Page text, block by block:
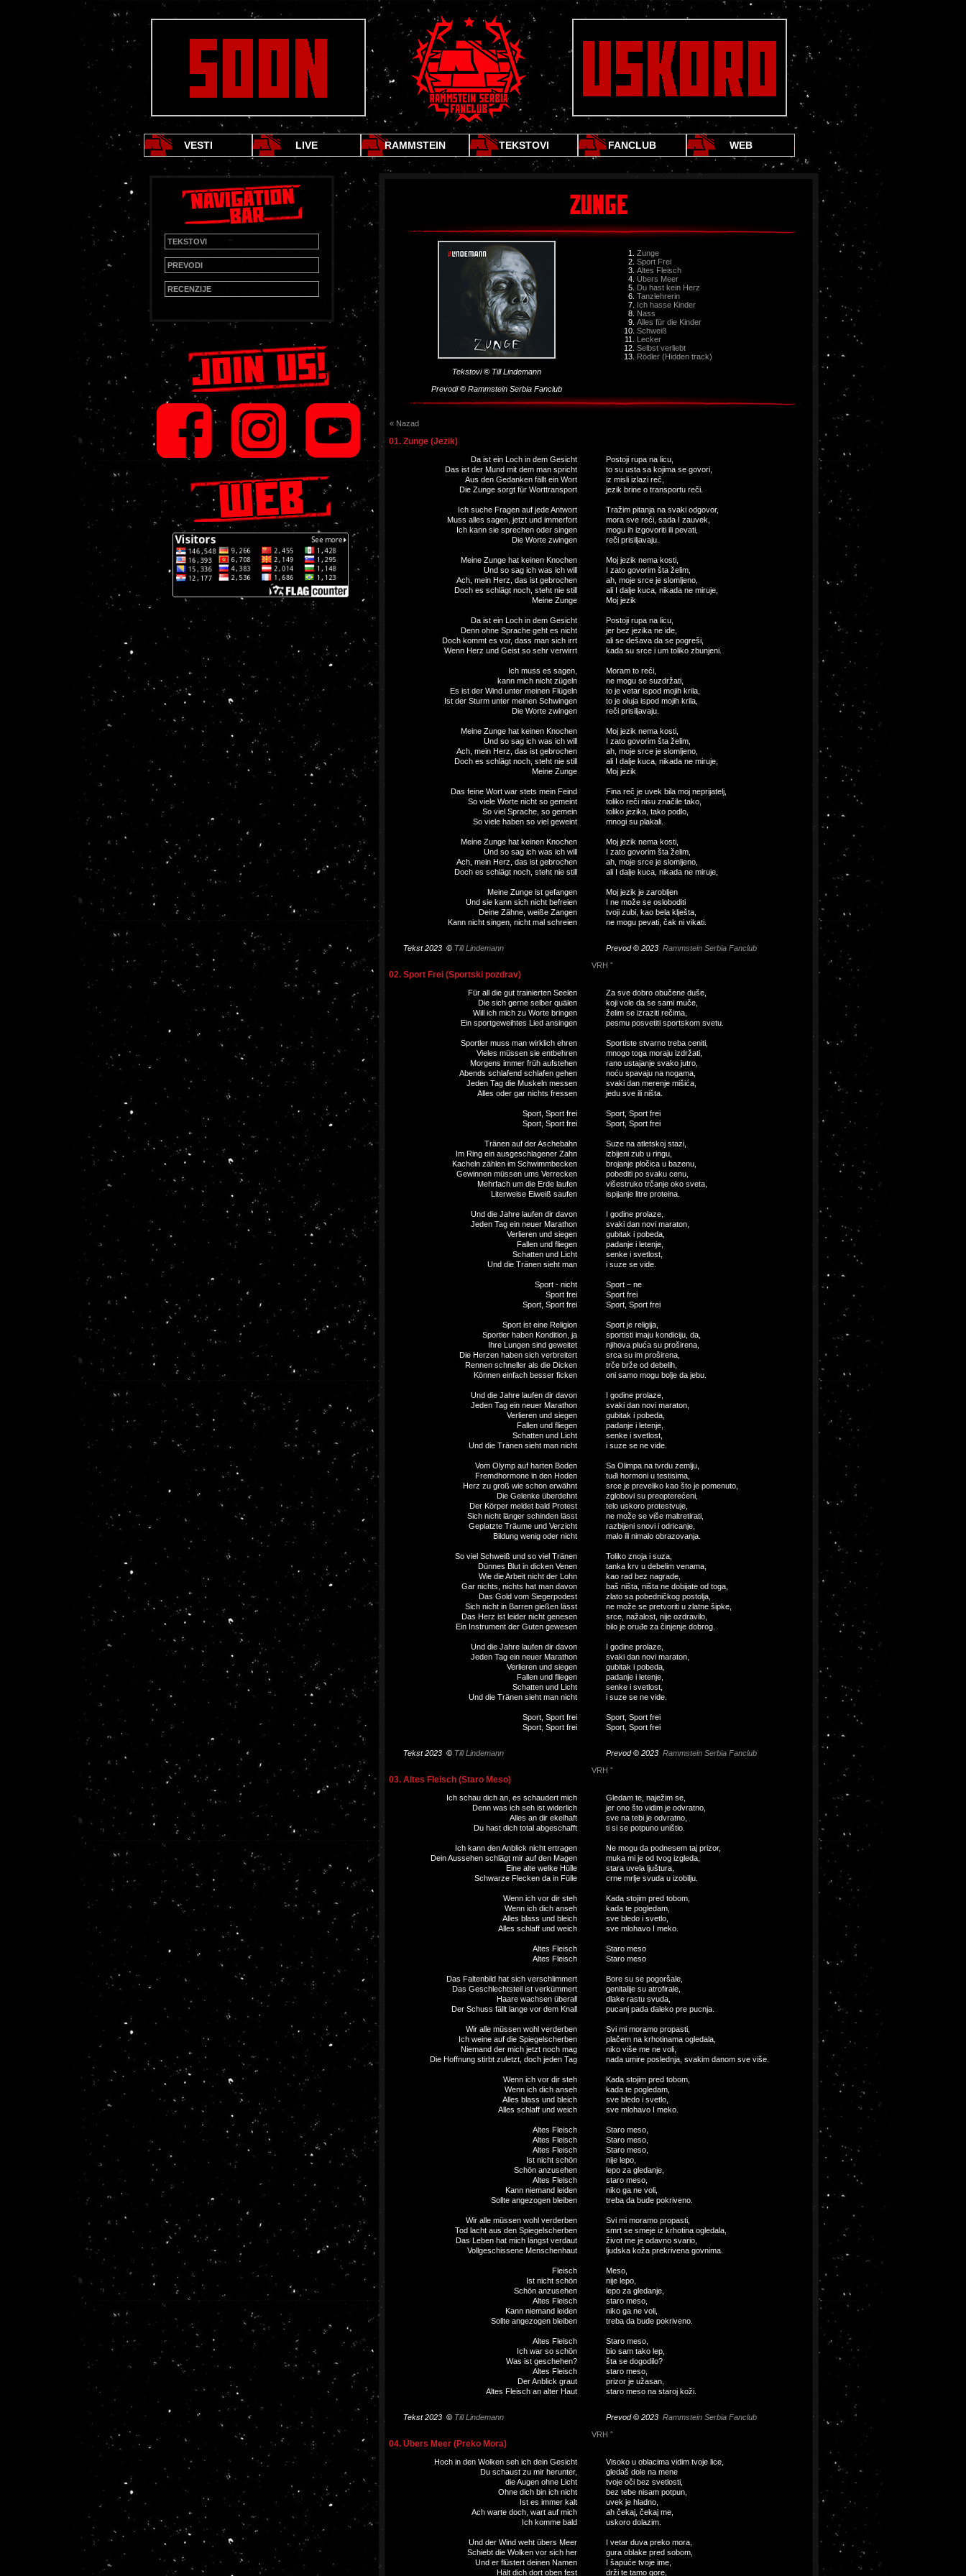
VESTI LIVE RAMMSTEIN TEKSTOVI FANCLUB WEB
TEKSTOVI
PREVODI
RECENZIJE
Tekstovi© Till Lindemann
Prevodi© Rammstein Serbia Fanclub
Zunge
Sport Frei
Altes Fleisch
Übers Meer
Du hast kein Herz
Tanzlehrerin
Ich hasse Kinder
Nass
Alles für die Kinder
Schweiß
Lecker
Selbst verliebt
Rödler (Hidden track)
« Nazad
01. Zunge (Jezik)
Da ist ein Loch in dem Gesicht
Das ist der Mund mit dem man spricht
Aus den Gedanken fällt ein Wort
Die Zunge sorgt für Worttransport
Ich suche Fragen auf jede Antwort
Muss alles sagen, jetzt und immerfort
Ich kann sie sprechen oder singen
Die Worte zwingen
Meine Zunge hat keinen Knochen
Und so sag ich was ich will
Ach, mein Herz, das ist gebrochen
Doch es schlägt noch, steht nie still
Meine Zunge
Da ist ein Loch in dem Gesicht
Denn ohne Sprache geht es nicht
Doch kommt es vor, dass man sich irrt
Wenn Herz und Geist so sehr verwirrt
Ich muss es sagen,
kann mich nicht zügeln
Es ist der Wind unter meinen Flügeln
Ist der Sturm unter meinen Schwingen
Die Worte zwingen
Meine Zunge hat keinen Knochen
Und so sag ich was ich will
Ach, mein Herz, das ist gebrochen
Doch es schlägt noch, steht nie still
Meine Zunge
Das feine Wort war stets mein Feind
So viele Worte nicht so gemeint
So viel Sprache, so gemein
So viele haben so viel geweint
Meine Zunge hat keinen Knochen
Und so sag ich was ich will
Ach, mein Herz, das ist gebrochen
Doch es schlägt noch, steht nie still
Meine Zunge ist gefangen
Und sie kann sich nicht befreien
Deine Zähne, weiße Zangen
Kann nicht singen, nicht mal schreien
Postoji rupa na licu,
to su usta sa kojima se govori,
iz misli izlazi reč,
jezik brine o transportu reči.
Tražim pitanja na svaki odgovor,
mora sve reći, sada I zauvek,
mogu ih izgovoriti ili pevati,
reči prisiljavaju.
Moj jezik nema kosti,
I zato govorim šta želim,
ah, moje srce je slomljeno,
ali I dalje kuca, nikada ne miruje,
Moj jezik
Postoji rupa na licu,
jer bez jezika ne ide,
ali se dešava da se pogreši,
kada su srce i um toliko zbunjeni.
Moram to reći,
ne mogu se suzdržati,
to je vetar ispod mojih krila,
to je oluja ispod mojih krila,
reči prisiljavaju.
Moj jezik nema kosti,
I zato govorim šta želim,
ah, moje srce je slomljeno,
ali I dalje kuca, nikada ne miruje,
Moj jezik
Fina reč je uvek bila moj neprijatelj,
toliko reči nisu značile tako,
toliko jezika, tako podlo,
mnogi su plakali.
Moj jezik nema kosti,
I zato govorim šta želim,
ah, moje srce je slomljeno,
ali I dalje kuca, nikada ne miruje,
Moj jezik je zarobljen
I ne može se osloboditi
tvoji zubi, kao bela klješta,
ne mogu pevati, čak ni vikati.
Tekst 2023 ©Till Lindemann Prevod©2023 Rammstein Serbia Fanclub
VRH ˆ
02. Sport Frei (Sportski pozdrav)
Für all die gut trainierten Seelen
Die sich gerne selber quälen
Will ich mich zu Worte bringen
Ein sportgeweihtes Lied ansingen
Sportler muss man wirklich ehren
Vieles müssen sie entbehren
Morgens immer früh aufstehen
Abends schlafend schlafen gehen
Jeden Tag die Muskeln messen
Alles oder gar nichts fressen
Sport, Sport frei
Sport, Sport frei
Tränen auf der Aschebahn
Im Ring ein ausgeschlagener Zahn
Kacheln zählen im Schwimmbecken
Gewinnen müssen ums Verrecken
Mehrfach um die Erde laufen
Literweise Eiweiß saufen
Und die Jahre laufen dir davon
Jeden Tag ein neuer Marathon
Verlieren und siegen
Fallen und fliegen
Schatten und Licht
Und die Tränen sieht man
Sport - nicht
Sport frei
Sport, Sport frei
Sport ist eine Religion
Sportler haben Kondition, ja
Ihre Lungen sind geweitet
Die Herzen haben sich verbreitert
Rennen schneller als die Dicken
Können einfach besser ficken
Und die Jahre laufen dir davon
Jeden Tag ein neuer Marathon
Verlieren und siegen
Fallen und fliegen
Schatten und Licht
Und die Tränen sieht man nicht
Vom Olymp auf harten Boden
Fremdhormone in den Hoden
Herz zu groß wie schon erwähnt
Die Gelenke überdehnt
Der Körper meldet bald Protest
Sich nicht länger schinden lässt
Geplatzte Träume und Verzicht
Bildung wenig oder nicht
So viel Schweiß und so viel Tränen
Dünnes Blut in dicken Venen
Wie die Arbeit nicht der Lohn
Gar nichts, nichts hat man davon
Das Gold vom Siegerpodest
Sich nicht in Barren gießen lässt
Das Herz ist leider nicht genesen
Ein Instrument der Guten gewesen
Und die Jahre laufen dir davon
Jeden Tag ein neuer Marathon
Verlieren und siegen
Fallen und fliegen
Schatten und Licht
Und die Tränen sieht man nicht
Sport, Sport frei
Sport, Sport frei
Za sve dobro obučene duše,
koji vole da se sami muče,
želim se izraziti rečima,
pesmu posvetiti sportskom svetu.
Sportiste stvarno treba ceniti,
mnogo toga moraju izdržati,
rano ustajanje svako jutro,
noću spavaju na nogama,
svaki dan merenje mišića,
jedu sve ili ništa.
Sport, Sport frei
Sport, Sport frei
Suze na atletskoj stazi,
izbijeni zub u ringu,
brojanje pločica u bazenu,
pobediti po svaku cenu,
višestruko trčanje oko sveta,
ispijanje litre proteina.
I godine prolaze,
svaki dan novi maraton,
gubitak i pobeda,
padanje i letenje,
senke i svetlost,
i suze se vide.
Sport – ne
Sport frei
Sport, Sport frei
Sport je religija,
sportisti imaju kondiciju, da,
njihova pluća su proširena,
srca su im proširena,
trče brže od debelih,
oni samo mogu bolje da jebu.
I godine prolaze,
svaki dan novi maraton,
gubitak i pobeda,
padanje i letenje,
senke i svetlost,
i suze se ne vide.
Sa Olimpa na tvrdu zemlju,
tuđi hormoni u testisima,
srce je preveliko kao što je pomenuto,
zglobovi su preopterećeni,
telo uskoro protestvuje,
ne može se više maltretirati,
razbijeni snovi i odricanje,
malo ili nimalo obrazovanja.
Toliko znoja i suza,
tanka krv u debelim venama,
kao rad bez nagrade,
baš ništa, ništa ne dobijate od toga,
zlato sa pobedničkog postolja,
ne može se pretvoriti u zlatne šipke,
srce, nažalost, nije ozdravilo,
bilo je oruđe za činjenje dobrog.
I godine prolaze,
svaki dan novi maraton,
gubitak i pobeda,
padanje i letenje,
senke i svetlost,
i suze se ne vide.
Sport, Sport frei
Sport, Sport frei
Tekst 2023 ©Till Lindemann Prevod©2023 Rammstein Serbia Fanclub
VRH ˆ
03. Altes Fleisch (Staro Meso)
Ich schau dich an, es schaudert mich
Denn was ich seh ist widerlich
Alles an dir ekelhaft
Du hast dich total abgeschafft
Ich kann den Anblick nicht ertragen
Dein Aussehen schlägt mir auf den Magen
Eine alte welke Hülle
Schwarze Flecken da in Fülle
Wenn ich vor dir steh
Wenn ich dich anseh
Alles blass und bleich
Alles schlaff und weich
Altes Fleisch
Altes Fleisch
Das Faltenbild hat sich verschlimmert
Das Geschlechtsteil ist verkümmert
Haare wachsen überall
Der Schuss fällt lange vor dem Knall
Wir alle müssen wohl verderben
Ich weine auf die Spiegelscherben
Niemand der mich jetzt noch mag
Die Hoffnung stirbt zuletzt, doch jeden Tag
Wenn ich vor dir steh
Wenn ich dich anseh
Alles blass und bleich
Alles schlaff und weich
Altes Fleisch
Altes Fleisch
Altes Fleisch
Ist nicht schön
Schön anzusehen
Altes Fleisch
Kann niemand leiden
Sollte angezogen bleiben
Wir alle müssen wohl verderben
Tod lacht aus den Spiegelscherben
Das Leben hat mich längst verdaut
Vollgeschissene Menschenhaut
Fleisch
Ist nicht schön
Schön anzusehen
Altes Fleisch
Kann niemand leiden
Sollte angezogen bleiben
Altes Fleisch
Ich war so schön
Was ist geschehen?
Altes Fleisch
Der Anblick graut
Altes Fleisch an alter Haut
Gledam te, naježim se,
jer ono što vidim je odvratno,
sve na tebi je odvratno,
ti si se potpuno uništio.
Ne mogu da podnesem taj prizor,
muka mi je od tvog izgleda,
stara uvela ljuštura,
crne mrlje svuda u izobilju.
Kada stojim pred tobom,
kada te pogledam,
sve bledo i svetlo,
sve mlohavo I meko.
Staro meso
Staro meso
Bore su se pogoršale,
genitalije su atrofirale,
dlake rastu svuda,
pucanj pada daleko pre pucnja.
Svi mi moramo propasti,
plačem na krhotinama ogledala,
niko više me ne voli,
nada umire poslednja, svakim danom sve više.
Kada stojim pred tobom,
kada te pogledam,
sve bledo i svetlo,
sve mlohavo I meko.
Staro meso,
Staro meso,
Staro meso,
nije lepo,
lepo za gledanje,
staro meso,
niko ga ne voli,
treba da bude pokriveno.
Svi mi moramo propasti,
smrt se smeje iz krhotina ogledala,
život me je odavno svario,
ljudska koža prekrivena govnima.
Meso,
nije lepo,
lepo za gledanje,
staro meso,
niko ga ne voli,
treba da bude pokriveno.
Staro meso,
bio sam tako lep,
šta se dogodilo?
staro meso,
prizor je užasan,
staro meso na staroj koži.
Tekst 2023 ©Till Lindemann Prevod©2023 Rammstein Serbia Fanclub
VRH ˆ
04. Übers Meer (Preko Mora)
Hoch in den Wolken seh ich dein Gesicht
Du schaust zu mir herunter,
die Augen ohne Licht
Ohne dich bin ich nicht
Ist es immer kalt
Ach warte doch, wart auf mich
Ich komme bald
Und der Wind weht übers Meer
Schiebt die Wolken vor sich her
Und er flüstert deinen Namen
Hält dich dort oben fest
Visoko u oblacima vidim tvoje lice,
gledaš dole na mene
tvoje oči bez svetlosti,
bez tebe nisam potpun,
uvek je hladno,
ah čekaj, čekaj me,
uskoro dolazim.
I vetar duva preko mora,
gura oblake pred sobom,
I šapuće tvoje ime,
drži te tamo gore,